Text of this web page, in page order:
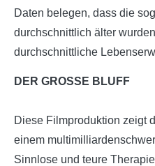
Daten belegen, dass die
durchschnittlich älter
durchschnittliche
DER GROSSE BLUFF
Diese Filmproduktion zeigt
einem
Sinnlose und teure